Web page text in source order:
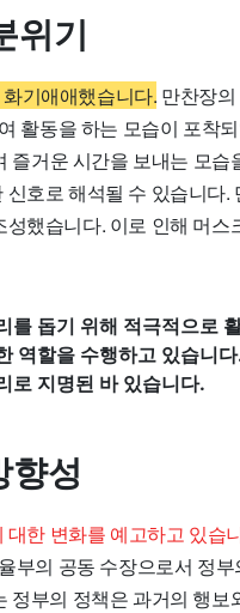
기
기애애했습니다. 만찬장
활동을 하는 모습이 포착
즐거운 시간을 보내는 모
호로 해석될 수 있습니다
했습니다. 이로 인해 머
를 돕기 위해 적극적으로
역할을 수행하고 있습니
로 지명된 바 있습니다.
향성
한 변화를 예고하고 있습
부의 공동 수장으로서 정
정부의 정책은 과거의 행